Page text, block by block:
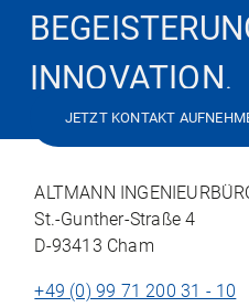
INNOVATION.
JETZT KONTAKT
ALTMANN
St.-Gunther-Straße 4
D-93413 Cham
+49 (0) 99 71 200 31 - 10